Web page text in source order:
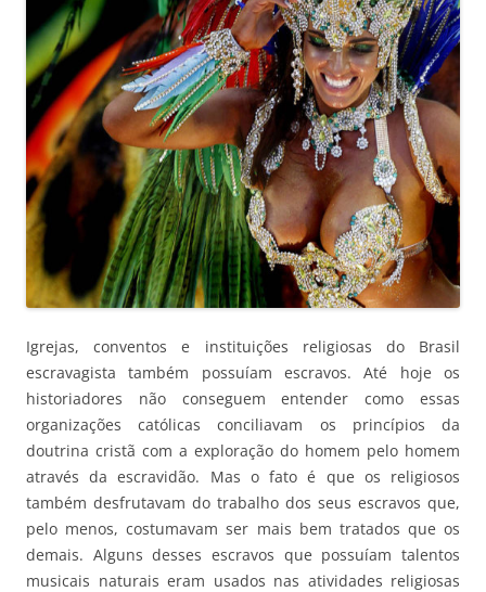
Igrejas, conventos e instituições religiosas do Brasil
escravagista também possuíam escravos. Até hoje os
historiadores não conseguem entender como essas
organizações católicas conciliavam os princípios da
doutrina cristã com a exploração do homem pelo homem
através da escravidão. Mas o fato é que os religiosos
também desfrutavam do trabalho dos seus escravos que,
pelo menos, costumavam ser mais bem tratados que os
demais. Alguns desses escravos que possuíam talentos
musicais naturais eram usados nas atividades religiosas